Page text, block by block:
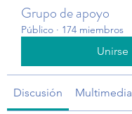
Grupo de apoyo
Público · 174 miembros
Unirse
Discusión Multimedia